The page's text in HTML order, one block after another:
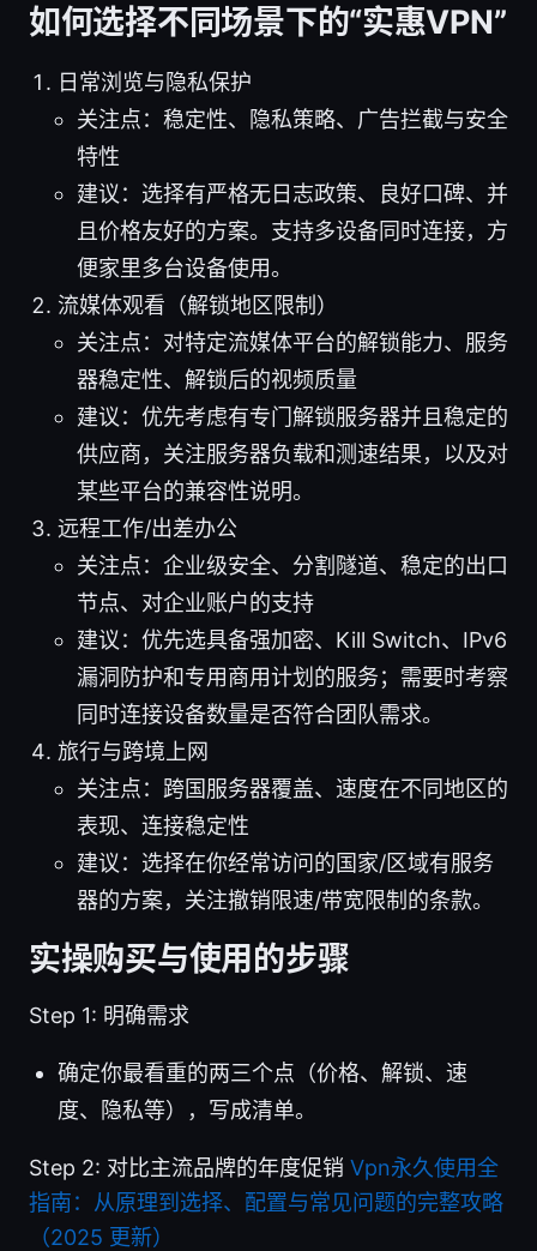
如何选择不同场景下的“实惠VPN”
日常浏览与隐私保护
关注点：稳定性、隐私策略、广告拦截与安全
特性
建议：选择有严格无日志政策、良好口碑、并
且价格友好的方案。支持多设备同时连接，方
便家里多台设备使用。
流媒体观看（解锁地区限制）
关注点：对特定流媒体平台的解锁能力、服务
器稳定性、解锁后的视频质量
建议：优先考虑有专门解锁服务器并且稳定的
供应商，关注服务器负载和测速结果，以及对
某些平台的兼容性说明。
远程工作/出差办公
关注点：企业级安全、分割隧道、稳定的出口
节点、对企业账户的支持
建议：优先选具备强加密、Kill Switch、IPv6
漏洞防护和专用商用计划的服务；需要时考察
同时连接设备数量是否符合团队需求。
旅行与跨境上网
关注点：跨国服务器覆盖、速度在不同地区的
表现、连接稳定性
建议：选择在你经常访问的国家/区域有服务
器的方案，关注撤销限速/带宽限制的条款。
实操购买与使用的步骤
Step 1: 明确需求
确定你最看重的两三个点（价格、解锁、速
度、隐私等），写成清单。
Step 2: 对比主流品牌的年度促销 Vpn永久使用全
指南：从原理到选择、配置与常见问题的完整攻略
（2025 更新）